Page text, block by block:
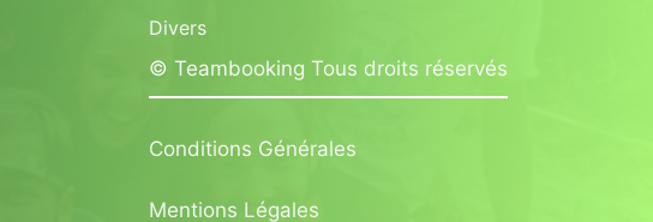
Divers
© Teambooking Tous droits réservés
Conditions Générales
Mentions Légales